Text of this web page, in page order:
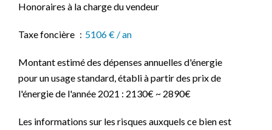
Honoraires à la charge du vendeur
Taxe foncière 5106 € / an
Montant estimé des dépenses annuelles d'énergie
pour un usage standard, établi à partir des prix de
l'énergie de l'année 2021 : 2130€ ~ 2890€
Les informations sur les risques auxquels ce bien est